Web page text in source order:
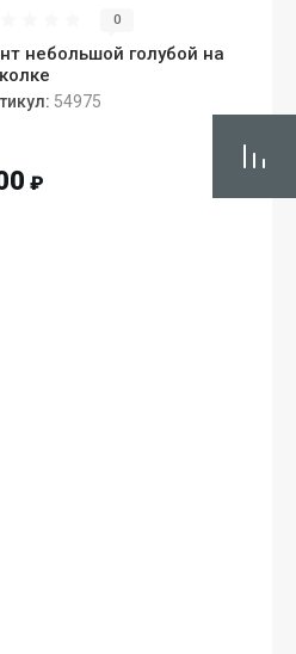
0
небольшой голубой на
54975
₽